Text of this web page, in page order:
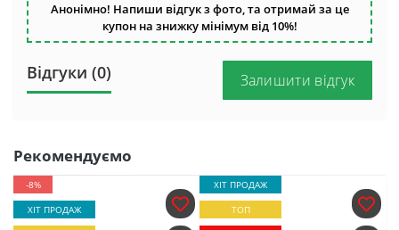
Анонімно! Напиши відгук з фото, та отримай за це
купон на знижку мінімум від 10%!
Відгуки (0) Залишити відгук
Рекомендуємо
-8%
ХІТ ПРОДАЖ
ХІТ ПРОДАЖ
ТОП